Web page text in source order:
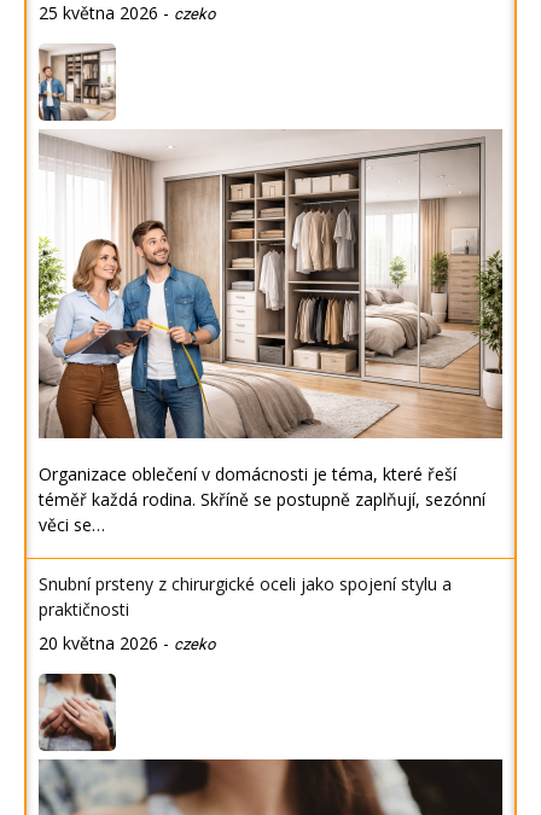
25 května 2026 - czeko
Organizace oblečení v domácnosti je téma, které řeší
téměř každá rodina. Skříně se postupně zaplňují, sezónní
věci se…
Snubní prsteny z chirurgické oceli jako spojení stylu a
praktičnosti
20 května 2026 - czeko